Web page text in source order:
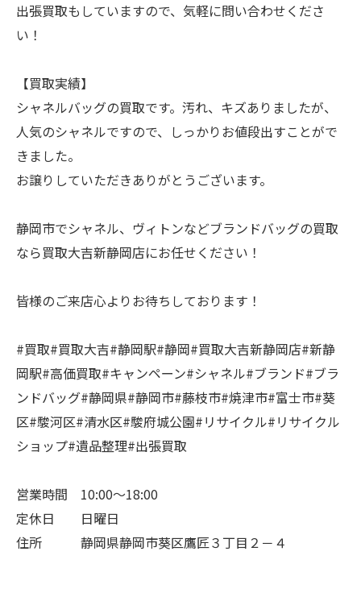
出張買取もしていますので、気軽に問い合わせくださ
い！
【買取実績】
シャネルバッグの買取です。汚れ、キズありましたが、
人気のシャネルですので、しっかりお値段出すことがで
きました。
お譲りしていただきありがとうございます。
静岡市でシャネル、ヴィトンなどブランドバッグの買取
なら買取大吉新静岡店にお任せください！
皆様のご来店心よりお待ちしております！
#買取#買取大吉#静岡駅#静岡#買取大吉新静岡店#新静
岡駅#高価買取#キャンペーン#シャネル#ブランド#ブラ
ンドバッグ#静岡県#静岡市#藤枝市#焼津市#富士市#葵
区#駿河区#清水区#駿府城公園#リサイクル#リサイクル
ショップ#遺品整理#出張買取
営業時間 10:00～18:00
定休日 日曜日
住所 静岡県静岡市葵区鷹匠３丁目２－４